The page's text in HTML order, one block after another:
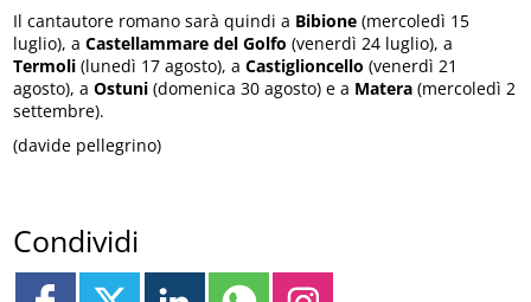
Il cantautore romano sarà quindi a Bibione (mercoledì 15
luglio), aCastellammare del Golfo (venerdì 24 luglio), a
Termoli (lunedì 17 agosto), aCastiglioncello (venerdì 21
agosto), aOstuni (domenica 30 agosto) e a Matera (mercoledì 2
settembre).
(davide pellegrino)
Condividi